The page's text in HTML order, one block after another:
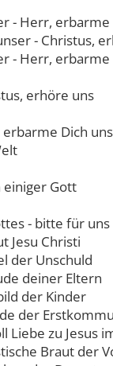
- Herr, erbarme
- Christus,
- Herr, erbarme
erhöre uns
Dich
einiger Gott
- bitte für uns
Jesu Christi
der Unschuld
deiner Eltern
der Kinder
der
Liebe zu Jesus
Braut der